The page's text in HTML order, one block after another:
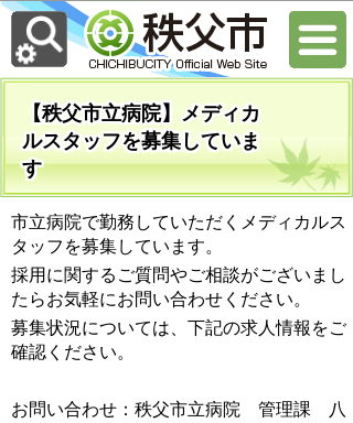
【秩父市立病院】メディカ
ルスタッフを募集していま
す
市立病院で勤務していただくメディカルス
タッフを募集しています。
採用に関するご質問やご相談がございまし
たらお気軽にお問い合わせください。
募集状況については、下記の求人情報をご
確認ください。
お問い合わせ：秩父市立病院 管理課 八